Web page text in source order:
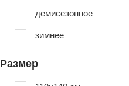
демисезонное
зимнее
Размер